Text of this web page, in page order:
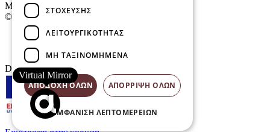
Μαρκάκης Οπτικά
© 2026
Επικοινωνία
E-Volution Awards
Designed & developed by
Virtual Mirror
ΣΤΌΧΕΥΣΗΣ
ΛΕΙΤΟΥΡΓΙΚΌΤΗΤΑΣ
ΜΗ ΤΑΞΙΝΟΜΗΜΈΝΑ
ΑΠΟΔΟΧΉ ΌΛΩΝ ΑΠΌΡΡΙΨΗ ΌΛΩΝ
ΕΜΦΆΝΙΣΗ ΛΕΠΤΟΜΕΡΕΙΏΝ